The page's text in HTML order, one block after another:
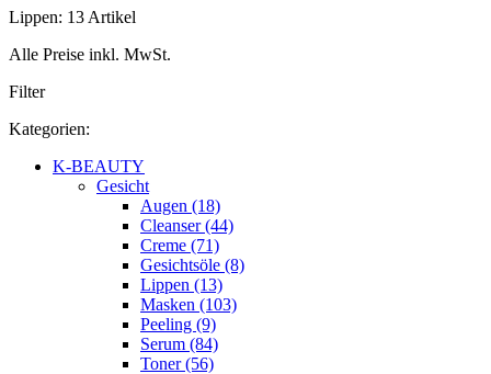
Lippen: 13 Artikel
Alle Preise inkl. MwSt.
Filter
Kategorien:
K-BEAUTY
Gesicht
Augen (18)
Cleanser (44)
Creme (71)
Gesichtsöle (8)
Lippen (13)
Masken (103)
Peeling (9)
Serum (84)
Toner (56)